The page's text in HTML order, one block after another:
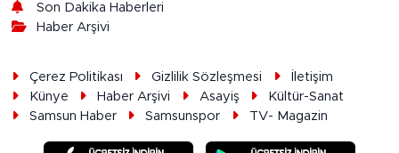
Son Dakika Haberleri
Haber Arşivi
Çerez Politikası Gizlilik Sözleşmesi
İletişim
Künye
Haber Arşivi Asayiş
Kültür-Sanat
Samsun Haber
Samsunspor TV- Magazin